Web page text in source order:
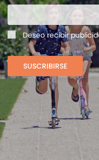
Deseo recibir
SUSCRIBIRSE